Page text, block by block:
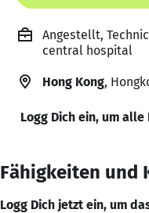
Angestellt,
central hospital
Hong Kong,
Logg Dich ein, um alle
Fähigkeiten und
Logg Dich jetzt ein, um